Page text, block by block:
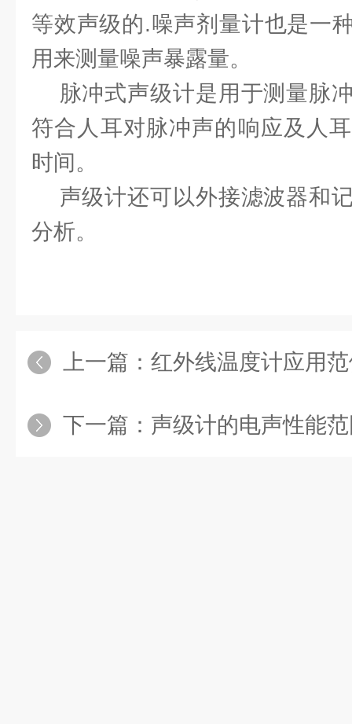
等效声级的.噪声剂量计也是一
用来测量噪声暴露量。
脉冲式声级计是用于测量脉
符合人耳对脉冲声的响应及人
时间。
声级计还可以外接滤波器和
分析。
上一篇： 红外线温度计应用
下一篇： 声级计的电声性能